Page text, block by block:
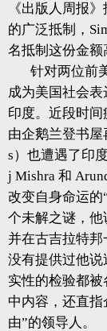
《出版人周报
的广泛抵制，
名抵制这份金额
针对两位前
成为美国社会
印度。近段时
由企鹅兰登书
s）也遭遇了印
j Mishra 和
改变自身命运的
个未解之谜，他
并在古吉拉特
没有提供过他
实性的检验都
中内容，还直
由”的领导人。